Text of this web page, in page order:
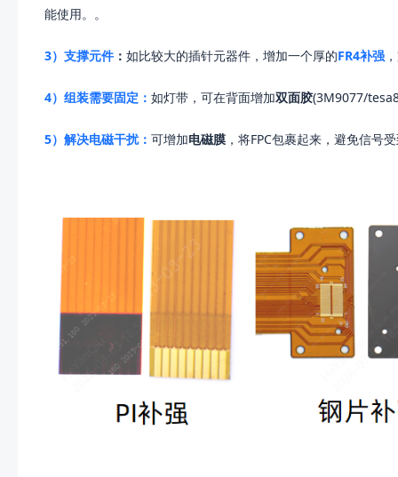
能使用。。
3）支撑元件 ： 如比较大的插针元器件，增加一个厚的FR4补强
4）组装需要固定： 如灯带，可在背面增加双面胶(3M9077/
5）解决电磁干扰： 可增加电磁膜 ，将FPC包裹起来，避免信号